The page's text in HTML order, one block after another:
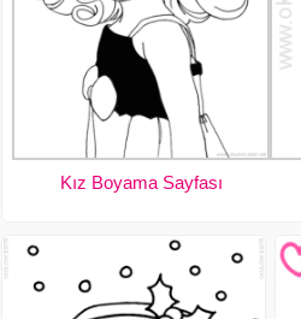
Kız Boyama Sayfası